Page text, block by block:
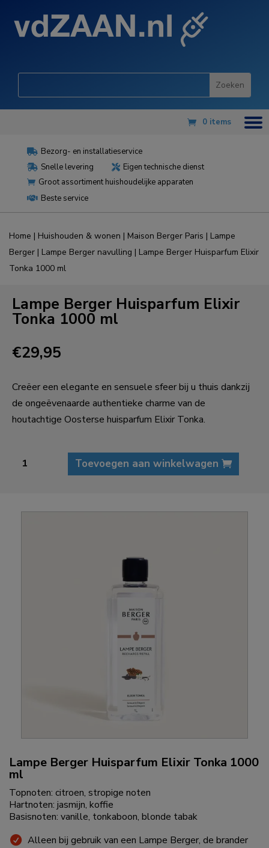
0 items
 Bezorg- en installatieservice
 Snelle levering  Eigen technische dienst
 Groot assortiment huishoudelijke apparaten
 Beste service
Home | Huishouden & wonen | Maison Berger Paris | Lampe
Berger | Lampe Berger navulling | Lampe Berger Huisparfum Elixir
Tonka 1000 ml
Lampe Berger Huisparfum Elixir Tonka 1000
ml
Topnoten: citroen, stropige noten
Hartnoten: jasmijn, koffie
Basisnoten: vanille, tonkaboon, blonde tabak
Alleen bij gebruik van een Lampe Berger, de brander
Lampe Berger Huisparfum Elixir
Tonka 1000 ml
€29,95
Creëer een elegante en sensuele sfeer bij u thuis dankzij
de ongeëvenaarde authentieke charme van de
houtachtige Oosterse huisparfum Elixir Tonka.
Berger
Toevoegen aan winkelwagen